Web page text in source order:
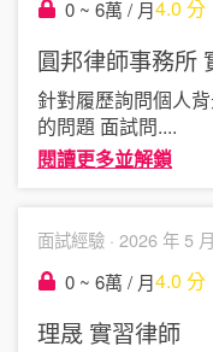
0 ~ 6萬 / 月4.0 分
圓邦律師事務所
針對履歷詢問個人
的問題 面試問....
閱讀更多並解鎖
面試經驗 · 2026 年 5 月
0 ~ 6萬 / 月4.0 分
理晟 實習律師